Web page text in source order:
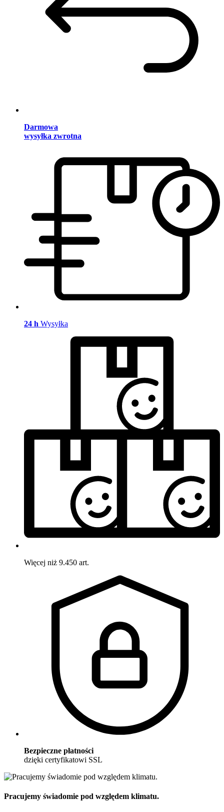
Darmowa
wysyłka zwrotna
24 h Wysyłka
Więcej niż 9.450 art.
Bezpieczne płatności
dzięki certyfikatowi SSL
Pracujemy świadomie pod względem klimatu.